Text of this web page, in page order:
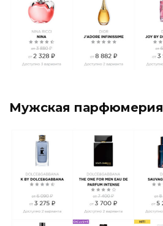
Мужская парфюмерия